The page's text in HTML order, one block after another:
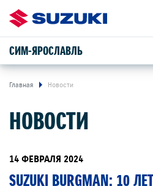
СИМ-ЯРОСЛАВЛЬ
г. Ярославль, Полушкина Роща
АВТОМОБИЛИ
ВЛАДЕЛЬЦАМ
О КОМПАНИИ
КОНТАКТЫ
Главная Новости
НОВОСТИ
14 ФЕВРАЛЯ 2024
SUZUKI BURGMAN: 10